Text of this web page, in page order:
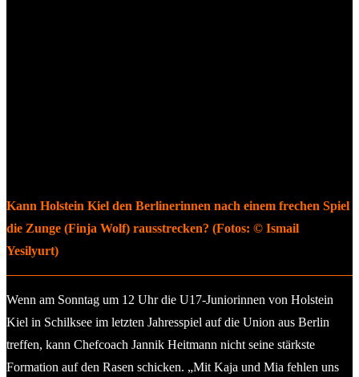
Kann Holstein Kiel den Berlinerinnen nach einem frechen Spiel
die Zunge (Finja Wolf) rausstrecken? (Fotos: © Ismail
Yesilyurt)
Wenn am Sonntag um 12 Uhr die U17-Juniorinnen von Holstein
Kiel in Schilksee im letzten Jahresspiel auf die Union aus Berlin
treffen, kann Chefcoach Jannik Heitmann nicht seine stärkste
Formation auf den Rasen schicken. „Mit Kaja und Mia fehlen uns